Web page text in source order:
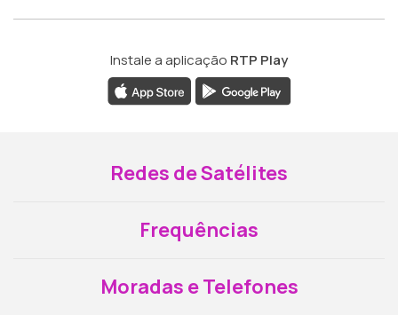
Instale a aplicação RTP Play
Redes de Satélites
Frequências
Moradas e Telefones